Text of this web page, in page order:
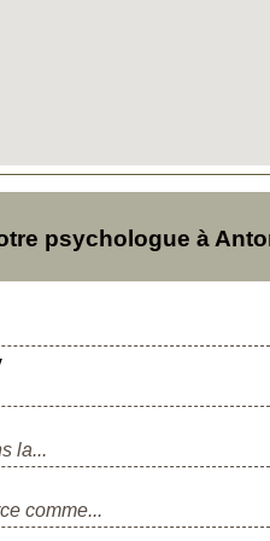
psychologue à
la...
comme...